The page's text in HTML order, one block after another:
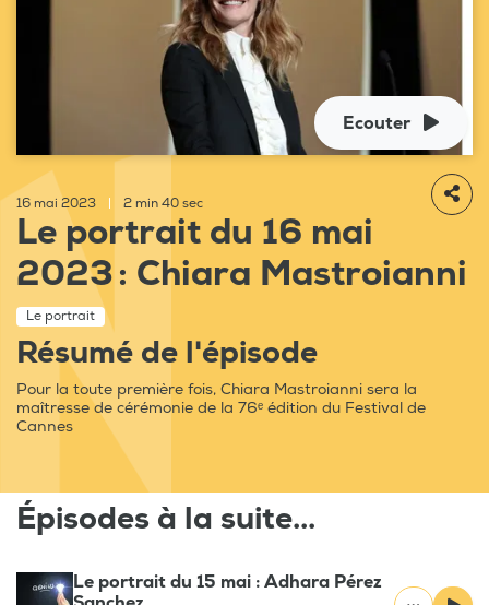
Ecouter
16 mai 2023 2 min 40 sec
Le portrait du 16 mai
2023 : Chiara Mastroianni
Le portrait
Résumé de l'épisode
Pour la toute première fois, Chiara Mastroianni sera la
maîtresse de cérémonie de la 76ᵉ édition du Festival de
Cannes
Épisodes à la suite...
Le portrait du 15 mai : Adhara Pérez